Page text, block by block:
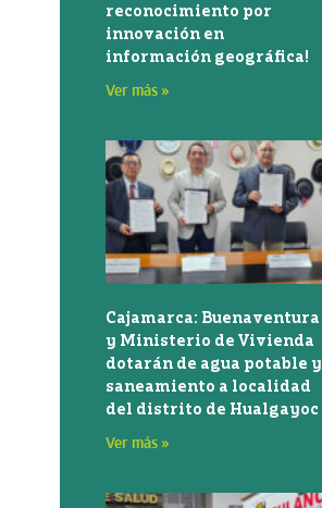
reconocimiento por
innovación en
información geográfica!
Ver más »
Cajamarca: Buenaventura
y Ministerio de Vivienda
dotarán de agua potable y
saneamiento a localidad
del distrito de Hualgayoc
Ver más »